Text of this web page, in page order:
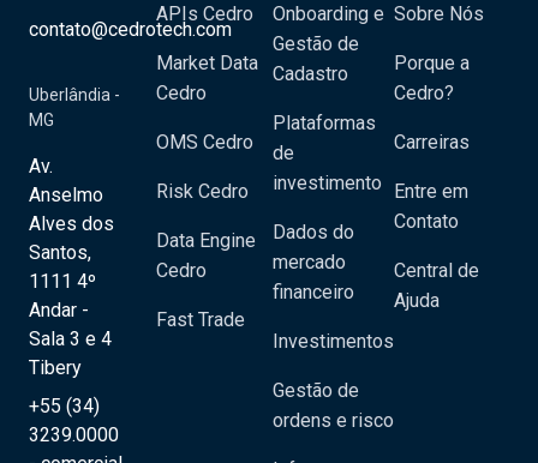
contato@cedrotech.com
Uberlândia -
MG
Av.
Anselmo
Alves dos
Santos,
1111 4º
Andar -
Sala 3 e 4
Tibery
+55 (34)
3239.0000
APIs Cedro
Market Data
Cedro
OMS Cedro
Risk Cedro
Data Engine
Cedro
Fast Trade
Onboarding e
Gestão de
Cadastro
Plataformas
de
investimento
Dados do
mercado
financeiro
Investimentos
Gestão de
ordens e risco
Sobre Nós
Porque a
Cedro?
Carreiras
Entre em
Contato
Central de
Ajuda